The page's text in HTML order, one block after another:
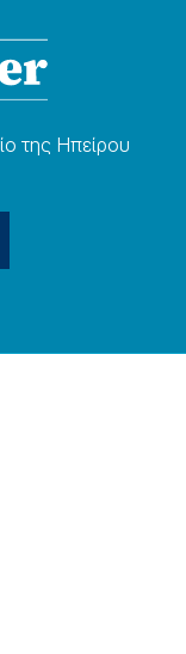
της Ηπείρου